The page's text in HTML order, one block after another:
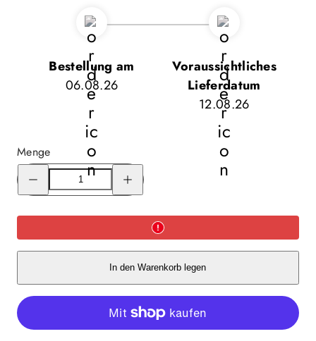
Bestellung am
06.08.26
Voraussichtliches
Lieferdatum
12.08.26
Menge
Menge
für
Cocoon
Green
für
Cocoon
Green
erhöhen
In den Warenkorb legen